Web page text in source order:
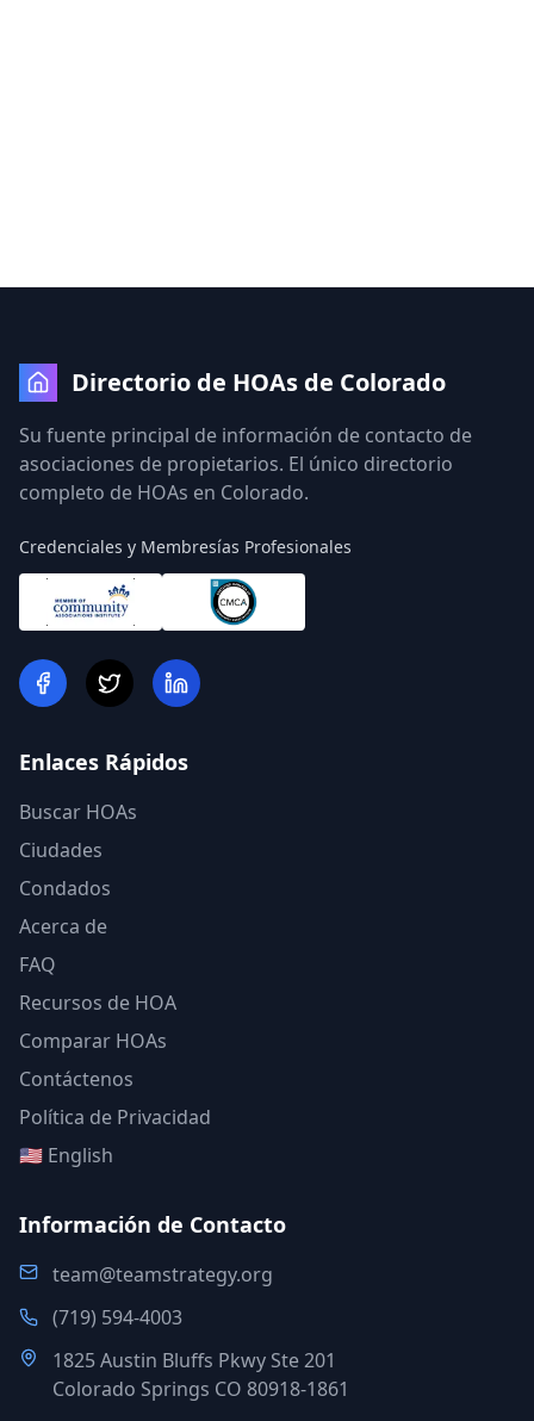
Directorio de HOAs de Colorado
Su fuente principal de información de contacto de
asociaciones de propietarios. El único directorio
completo de HOAs en Colorado.
Credenciales y Membresías Profesionales
Enlaces Rápidos
Buscar HOAs
Ciudades
Condados
Acerca de
FAQ
Recursos de HOA
Comparar HOAs
Contáctenos
Política de Privacidad
🇺🇸 English
Información de Contacto
team@teamstrategy.org
(719) 594-4003
1825 Austin Bluffs Pkwy Ste 201
Colorado Springs CO 80918-1861